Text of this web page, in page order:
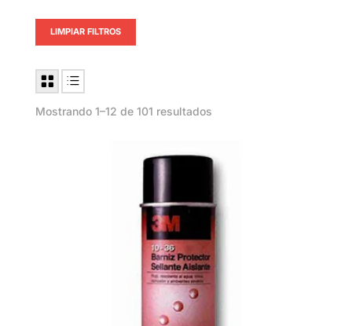
LIMPIAR FILTROS
Mostrando 1–12 de 101 resultados